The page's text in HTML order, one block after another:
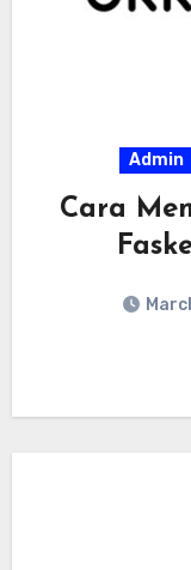
Admin
Cara